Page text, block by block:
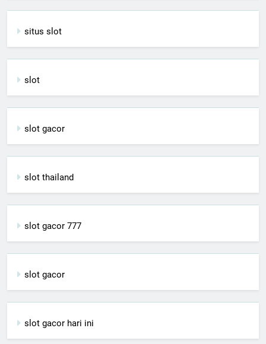
situs slot
slot
slot gacor
slot thailand
slot gacor 777
slot gacor
slot gacor hari ini